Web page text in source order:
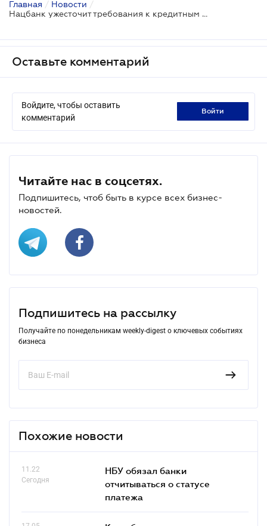
Главная / Новости /
Нацбанк ужесточит требования к кредитным посредникам небанковских финучреждений
Оставьте комментарий
Войдите, чтобы оставить
комментарий
войти
Читайте нас в соцсетях.
Подпишитесь, чтоб быть в курсе всех бизнес-
новостей.
Подпишитесь на рассылку
Получайте по понедельникам weekly-digest о ключевых событиях
бизнеса
Похожие новости
11.22
Сегодня
НБУ обязал банки
отчитываться о статусе
платежа